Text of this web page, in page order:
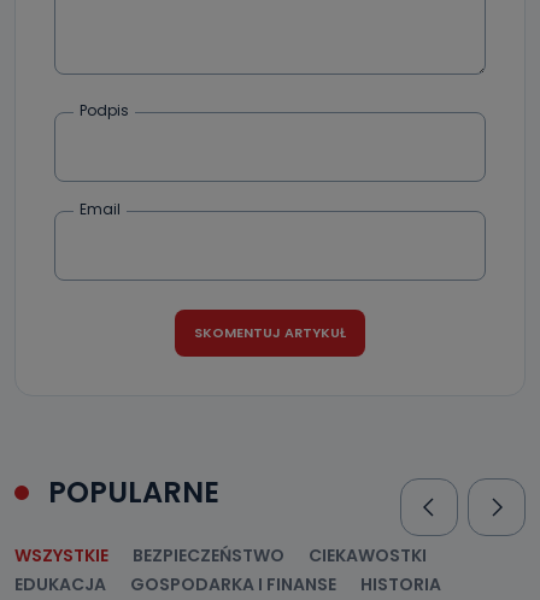
Podpis
Email
POPULARNE
WSZYSTKIE BEZPIECZEŃSTWO
CIEKAWOSTKI
EDUKACJA
GOSPODARKA I FINANSE
HISTORIA